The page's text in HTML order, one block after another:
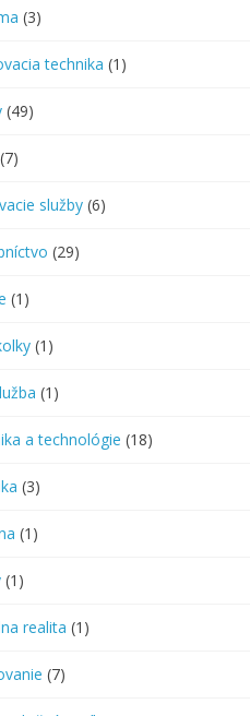
(3)
technika (1)
(49)
(7)
služby (6)
(29)
(1)
(1)
(1)
a technológie (18)
(3)
(1)
(1)
realita (1)
(7)